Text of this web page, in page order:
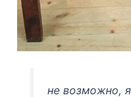
не возможно,